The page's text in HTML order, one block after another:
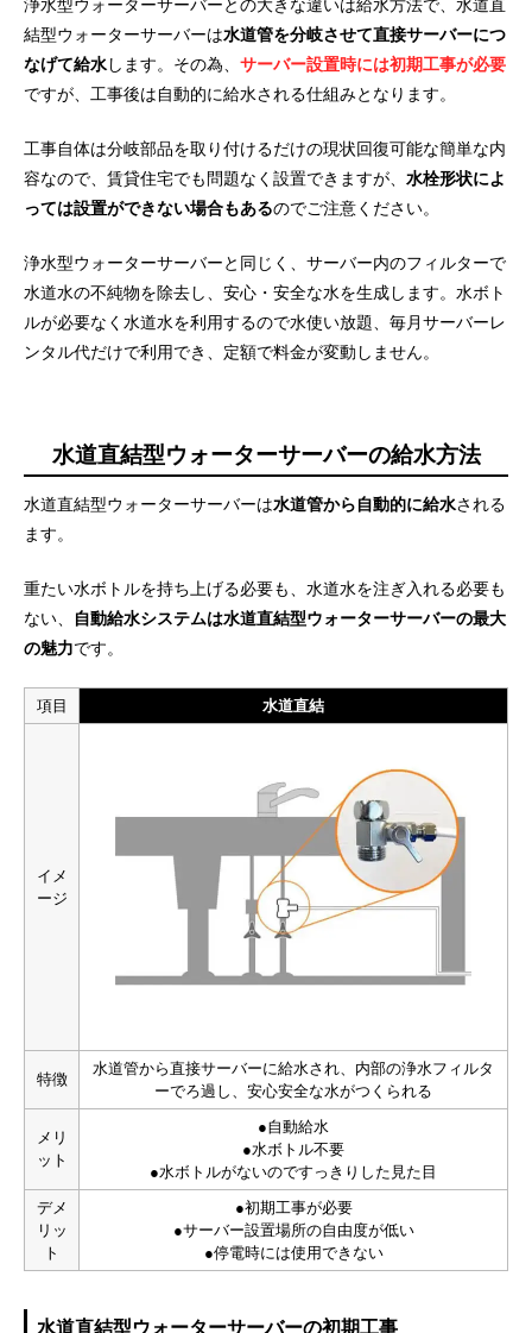
結型ウォーターサーバーは水道管を分岐させて直接サーバーにつ
なげて給水します。その為、 サーバー設置時には初期工事が必要
ですが、工事後は自動的に給水される仕組みとなります。
工事自体は分岐部品を取り付けるだけの現状回復可能な簡単な内
容なので、賃貸住宅でも問題なく設置できますが、 水栓形状によ
っては設置ができない場合もあるのでご注意ください。
浄水型ウォーターサーバーと同じく、サーバー内のフィルターで
水道水の不純物を除去し、安心・安全な水を生成します。水ボト
ルが必要なく水道水を利用するので水使い放題、毎月サーバーレ
ンタル代だけで利用でき、定額で料金が変動しません。
水道直結型ウォーターサーバーの給水方法
水道直結型ウォーターサーバーは水道管から自動的に給水される
ます。
重たい水ボトルを持ち上げる必要も、水道水を注ぎ入れる必要も
ない、
自動給水システムは水道直結型ウォーターサーバーの最大
の魅力です。
項目 水道直結
イメ
ージ
特徴
水道管から直接サーバーに給水され、内部の浄水フィルタ
ーでろ過し、安心安全な水がつくられる
メリ
ット
●自動給水
●水ボトル不要
●水ボトルがないのですっきりした見た目
デメ
リッ
ト
●初期工事が必要
●サーバー設置場所の自由度が低い
●停電時には使用できない
水道直結型ウォーターサーバーの初期工事